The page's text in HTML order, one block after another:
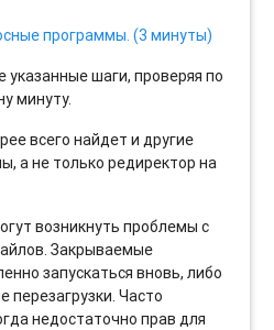
программы. (3 минуты)
указанные шаги, проверяя по
минуту.
всего найдет и другие
а не только редиректор на
возникнуть проблемы с
Закрываемые
запускаться вновь, либо
перезагрузки. Часто
недостаточно прав для